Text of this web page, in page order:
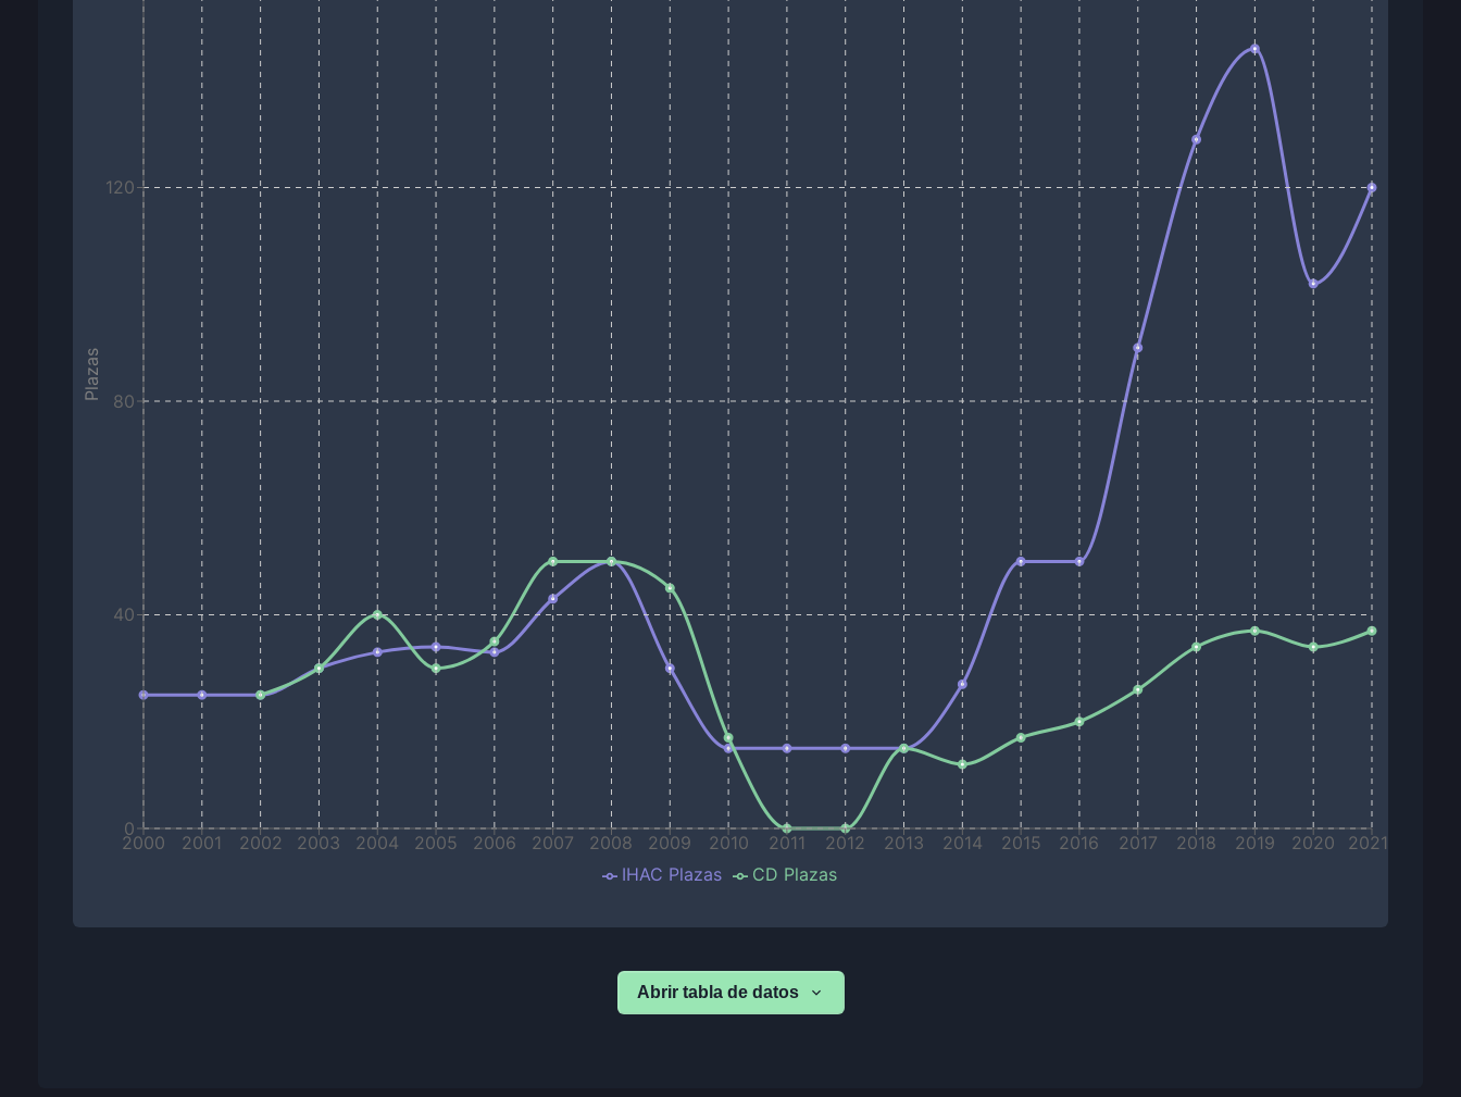
2000 2001 2002 2003 2004 2005 2006 2007 2008 2009 2010 2011 2012 2013 2014 2015 2016 2017 2018 2019 2020 2021
0
40
80
120
Plazas
IHAC Plazas CD Plazas
Abrir tabla de datos